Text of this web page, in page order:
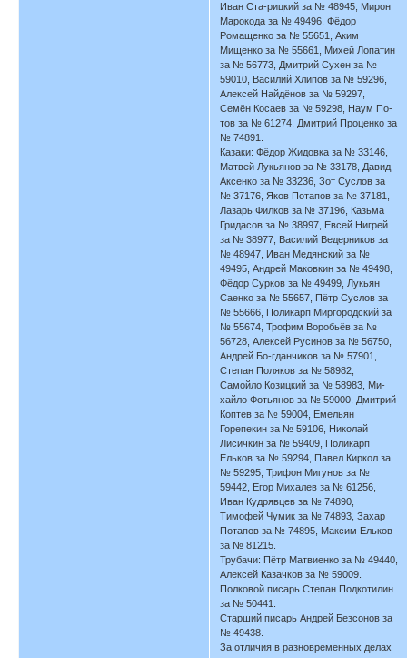
Иван Ста-рицкий за № 48945, Мирон
Марокода за № 49496, Фёдор
Ромащенко за № 55651, Аким
Мищенко за № 55661, Михей Лопатин
за № 56773, Дмитрий Сухен за №
59010, Василий Хлипов за № 59296,
Алексей Найдёнов за № 59297,
Семён Косаев за № 59298, Наум По-
тов за № 61274, Дмитрий Проценко за
№ 74891.
Казаки: Фёдор Жидовка за № 33146,
Матвей Лукьянов за № 33178, Давид
Аксенко за № 33236, Зот Суслов за
№ 37176, Яков Потапов за № 37181,
Лазарь Филков за № 37196, Казьма
Гридасов за № 38997, Евсей Нигрей
за № 38977, Василий Ведерников за
№ 48947, Иван Медянский за №
49495, Андрей Маковкин за № 49498,
Фёдор Сурков за № 49499, Лукьян
Саенко за № 55657, Пётр Суслов за
№ 55666, Поликарп Миргородский за
№ 55674, Трофим Воробьёв за №
56728, Алексей Русинов за № 56750,
Андрей Бо-гданчиков за № 57901,
Степан Поляков за № 58982,
Самойло Козицкий за № 58983, Ми-
хайло Фотьянов за № 59000, Дмитрий
Коптев за № 59004, Емельян
Горепекин за № 59106, Николай
Лисичкин за № 59409, Поликарп
Ельков за № 59294, Павел Киркол за
№ 59295, Трифон Мигунов за №
59442, Егор Михалев за № 61256,
Иван Кудрявцев за № 74890,
Тимофей Чумик за № 74893, Захар
Потапов за № 74895, Максим Ельков
за № 81215.
Трубачи: Пётр Матвиенко за № 49440,
Алексей Казачков за № 59009.
Полковой писарь Степан Подкотилин
за № 50441.
Старший писарь Андрей Безсонов за
№ 49438.
За отличия в разновременных делах